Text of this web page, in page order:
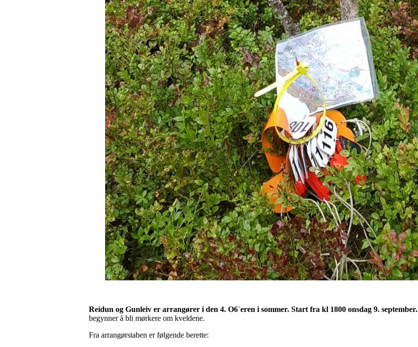
Reidun og Gunleiv er arrangører i den 4. O6`eren i sommer. Start fra kl 1800 onsdag 9. september.
begynner å bli mørkere om kveldene.
Fra arrangørstaben er følgende berette: